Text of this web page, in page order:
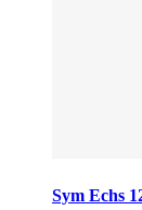
Sym Echs